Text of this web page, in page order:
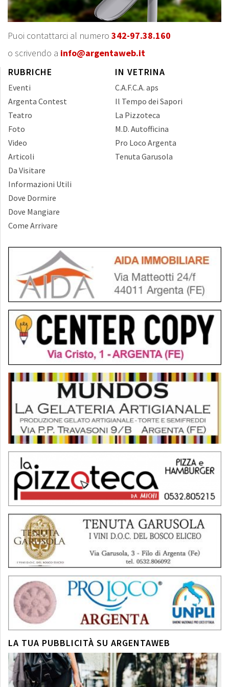
Puoi contattarci al numero 342-97.38.160
o scrivendo a info@argentaweb.it
RUBRICHE
Eventi
Argenta Contest
Teatro
Foto
Video
Articoli
Da Visitare
Informazioni Utili
Dove Dormire
Dove Mangiare
Come Arrivare
IN VETRINA
C.A.F.C.A. aps
Il Tempo dei Sapori
La Pizzoteca
M.D. Autofficina
Pro Loco Argenta
Tenuta Garusola
LA TUA PUBBLICITÀ SU ARGENTAWEB